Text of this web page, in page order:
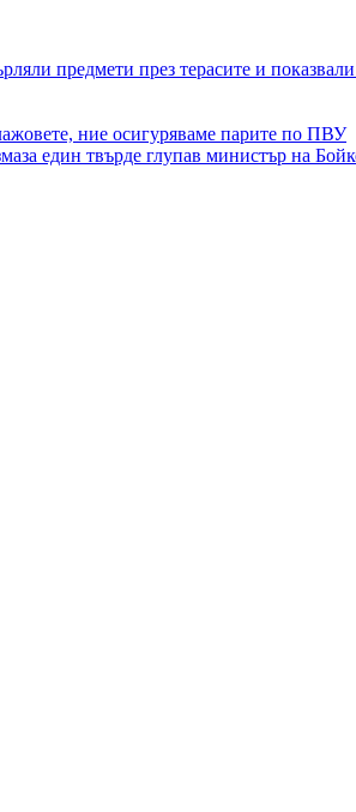
предмети през терасите и
ние осигуряваме парите по ПВУ
един твърде глупав министър на